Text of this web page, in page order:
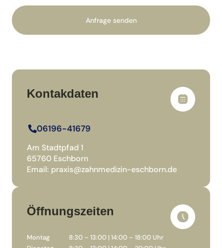
Anfrage senden
Kontakdaten
06196-41679
Am Stadtpfad 1
65760 Eschborn
Email: praxis@zahnmedizin-eschborn.de
Öffnungszeiten
Montag
8:30 – 13:00 | 14:00 – 18:00 Uhr